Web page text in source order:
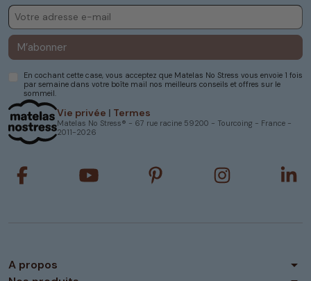
Vie privée | Termes
Matelas No Stress® - 67 rue racine 59200 - Tourcoing - France -
2011-2026
M’abonner
En cochant cette case, vous acceptez que Matelas No Stress vous envoie 1 fois
par semaine dans votre boîte mail nos meilleurs conseils et offres sur le
sommeil.
A propos arrow_drop_down